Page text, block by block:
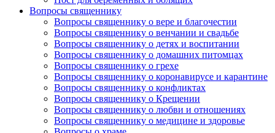
Вопросы священнику
Вопросы священнику о вере и благочестии
Вопросы священнику о венчании и свадьбе
Вопросы священнику о детях и воспитании
Вопросы священнику о домашних питомцах
Вопросы священнику о грехе
Вопросы священнику о коронавирусе и карантине
Вопросы священнику о конфликтах
Вопросы священнику о Крещении
Вопросы священнику о любви и отношениях
Вопросы священнику о медицине и здоровье